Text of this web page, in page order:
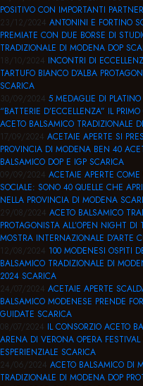
POSITIVO CON IMPORTANTI
23/12/2024 ANTONINI E FORTINO
PREMIATE CON DUE BORSE DI
TRADIZIONALE DI MODENA DOP
18/10/2024 INCONTRI DI
TARTUFO BIANCO D’ALBA
SCARICA
30/09/2024 5 MEDAGLIE DI
“BATTERIE D’ECCELLENZA” IL
ACETO BALSAMICO TRADIZIONALE
17/09/2024 ACETAIE APERTE SI
PROVINCIA DI MODENA BEN 40
BALSAMICO DOP E IGP SCARICA
09/09/2024 ACETAIE APERTE
SOCIALE: SONO 40 QUELLE CHE
NELLA PROVINCIA DI MODENA
29/08/2024 ACETO BALSAMICO
PROTAGONISTA ALL’OPEN NIGHT DI
MOSTRA INTERNAZIONALE D’ARTE
12/08/2024 100 MODENESI OSPITI
BALSAMICO TRADIZIONALE DI
2024 SCARICA
24/07/2024 ACETAIE APERTE
BALSAMICO MODENESE PRENDE
GUIDATE SCARICA
08/07/2024 IL CONSORZIO ACETO
ARENA DI VERONA OPERA
ESPERIENZIALE SCARICA
24/06/2024 ACETO BALSAMICO DI
TRADIZIONALE DI MODENA DOP